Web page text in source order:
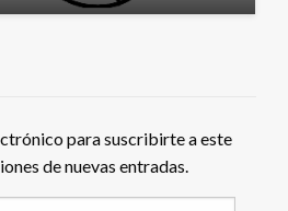
para suscribirte a este
de nuevas entradas.